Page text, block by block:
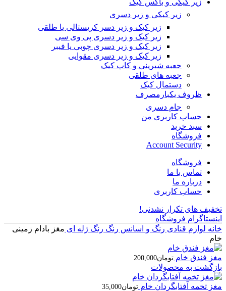
زیر کیکی و باکس کیک
زیر کیکی و زیر دسری
زیر کیک و زیر دسر کریستالی یا طلقی
زیر کیک و زیر دسری پی وی سی
زیر کیک و زیر دسری چوبی یا فیبر
زیر کیک و زیر دسری مقوایی
جعبه شیرینی و کاپ کیک
جعبه های طلقی
دستمال کیک
ظروف یکبارمصرف
جام دسری
حساب کاربری من
سبد خرید
فروشگاه
Account Security
فروشگاه
تماس با ما
درباره ما
حساب کاربری
تخفیف های تکرار نشدنی!
اینستاگرام فروشگاه
خانه لوازم قنادی رنگ و اسانس رنگ رنگ ژله ای مغز بادام زمینی
خام
مغز فندق خام تومان200,000
بازگشت به محصولات
مغز تخمه آفتابگردان خام تومان35,000